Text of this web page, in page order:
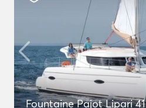
Fountaine Pajot Lipari 41